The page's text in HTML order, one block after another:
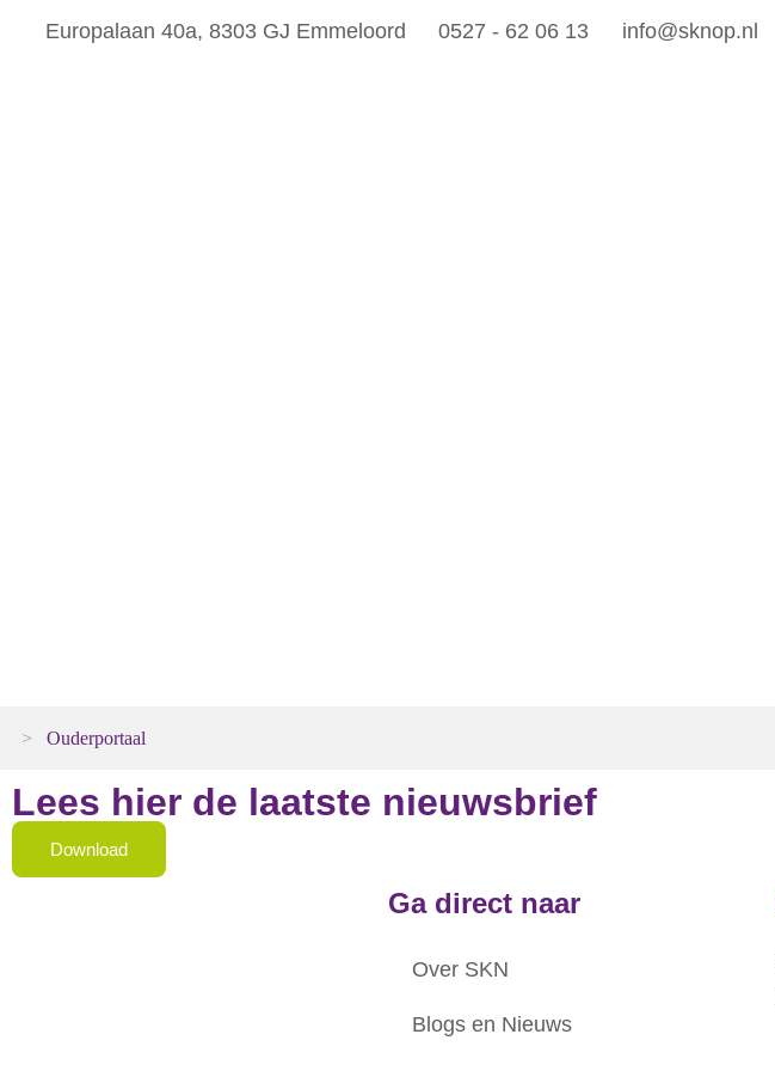
Europalaan 40a, 8303 GJ Emmeloord 0527 - 62 06 13 info@sknop.nl
> Ouderportaal
Lees hier de laatste nieuwsbrief
Download
Ga direct naar
Over SKN
Blogs en Nieuws